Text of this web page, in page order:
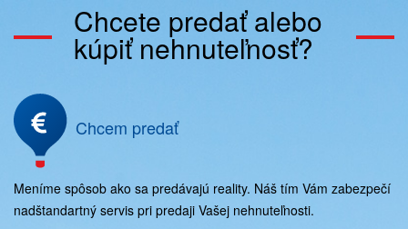
Chcete predať alebo
kúpiť nehnuteľnosť?
Chcem predať
Meníme spôsob ako sa predávajú reality. Náš tím Vám zabezpečí
nadštandartný servis pri predaji Vašej nehnuteľnosti.